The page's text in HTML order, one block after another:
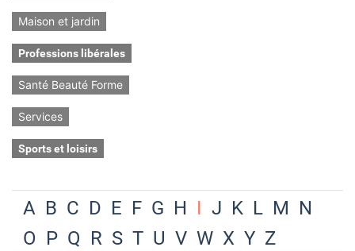
Maison et jardin
Professions libérales
Santé Beauté Forme
Services
Sports et loisirs
A B C D E F G H I J K L M N
O P Q R S T U V W X Y Z